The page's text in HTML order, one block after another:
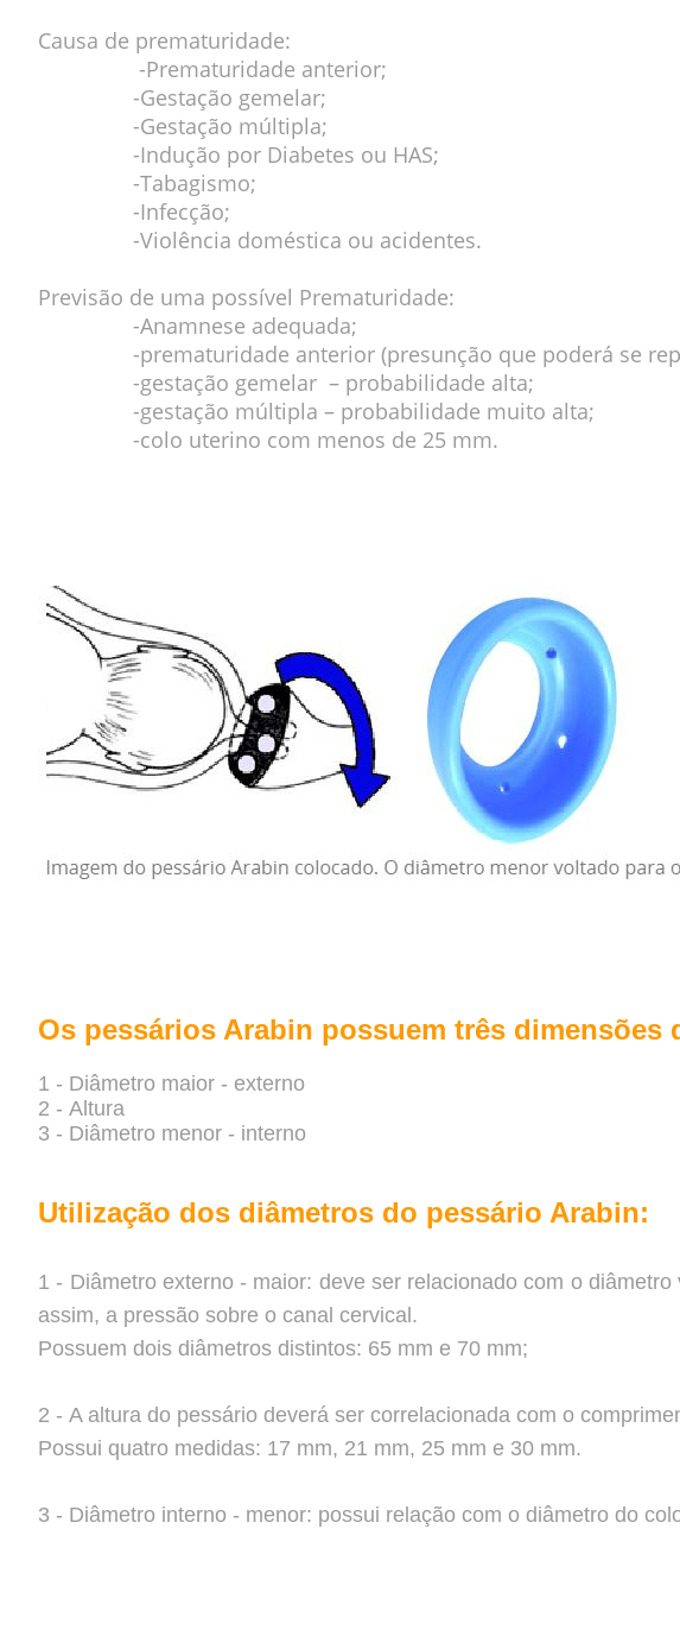
Causa de prematuridade:
-Prematuridade anterior;
-Gestação gemelar;
-Gestação múltipla;
-Indução por Diabetes ou HAS;
-Tabagismo;
-Infecção;
-Violência doméstica ou acidentes.
Previsão de uma possível Prematuridade:
-Anamnese adequada;
-prematuridade anterior (presunção que poderá se
-gestação gemelar – probabilidade alta;
-gestação múltipla – probabilidade muito alta;
-colo uterino com menos de 25 mm.
Os pessários Arabin possuem três dimensões
1 - Diâmetro maior - externo
2 - Altura
3 - Diâmetro menor - interno
Utilização dos diâmetros do pessário Arabin:
1 - Diâmetro externo - maior: deve ser relacionado com o
assim, a pressão sobre o canal cervical.
Possuem dois diâmetros distintos: 65 mm e 70 mm;
2 - A altura do pessário deverá ser correlacionada com o
Possui quatro medidas: 17 mm, 21 mm, 25 mm e 30 mm.
3 - Diâmetro interno - menor: possui relação com o diâmetro do